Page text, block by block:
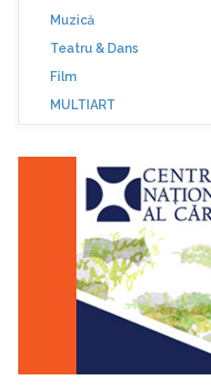
Muzică
Teatru & Dans
Film
MULTIART